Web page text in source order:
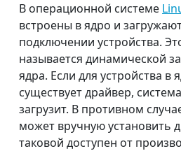
В операционной системе
встроены в ядро и
подключении устройства.
называется динамической
ядра. Если для устройства в
существует драйвер,
загрузит. В противном
может вручную установить
таковой доступен от